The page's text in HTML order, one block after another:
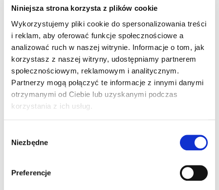
Niniejsza strona korzysta z plików cookie
Wykorzystujemy pliki cookie do spersonalizowania treści
i reklam, aby oferować funkcje społecznościowe a
analizować ruch w naszej witrynie. Informacje o tom, jak
korzystasz z naszej witryny, udostępniamy partnerem
społecznościowym, reklamowym i analitycznym.
Partnerzy mogą połączyć te informacje z innymi danymi
otrzymanymi od Ciebie lub uzyskanymi podczas
korzystania z ich usług.
zgody
Niezbędne
Preferencje
Produkty powiązane
kąpielowy
Do koszyka